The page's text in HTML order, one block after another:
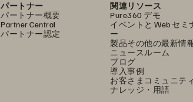
パートナー
パートナー概要
Partner Central
パートナー認定
関連リソース
Pure360 デモ
イベントと Web セミ
ー
製品その他の最新情
ニュースルーム
ブログ
導入事例
お客さまコミュニティ
ナレッジ・用語